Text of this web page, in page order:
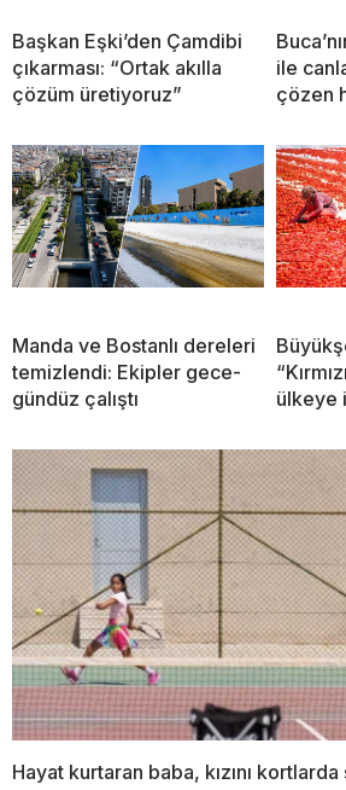
Başkan Eşki’den Çamdibi
çıkarması: “Ortak akılla
çözüm üretiyoruz”
ile
çözen
Manda ve Bostanlı dereleri
temizlendi: Ekipler gece-
gündüz çalıştı
ülkeye
Hayat kurtaran baba, kızını